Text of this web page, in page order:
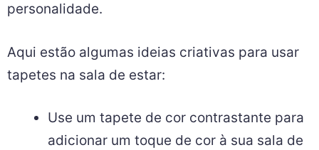
personalidade.
Aqui estão algumas ideias criativas para usar
tapetes na sala de estar:
Use um tapete de cor contrastante para
adicionar um toque de cor à sua sala de